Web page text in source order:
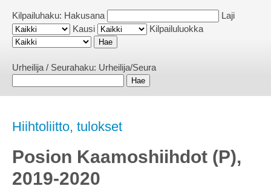
Kilpailuhaku: Hakusana
Laji
Kausi
Kilpailuluokka
Urheilija / Seurahaku: Urheilija/Seura
Hiihtoliitto, tulokset
Posion Kaamoshiihdot (P),
2019-2020